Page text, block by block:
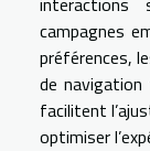
campagnes
préférences,
de
facilitent
optimiser